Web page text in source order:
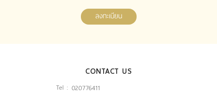
ลงทะเบียน
CONTACT US
Tel : 020776411